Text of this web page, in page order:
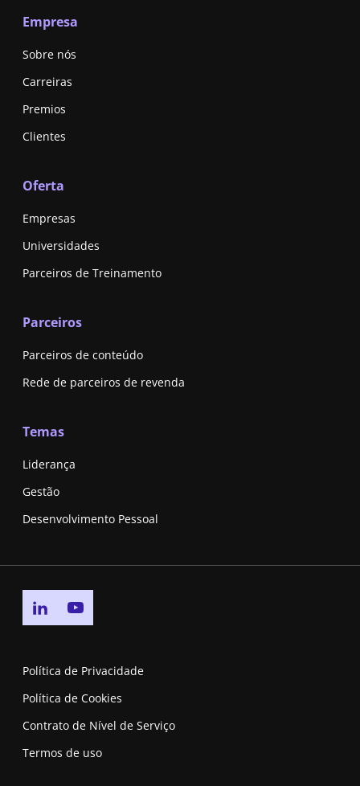
Empresa
Sobre nós
Carreiras
Premios
Clientes
Oferta
Empresas
Universidades
Parceiros de Treinamento
Parceiros
Parceiros de conteúdo
Rede de parceiros de revenda
Temas
Liderança
Gestão
Desenvolvimento Pessoal
Go to linkedin page
Política de Privacidade
Política de Cookies
Contrato de Nível de Serviço
Termos de uso